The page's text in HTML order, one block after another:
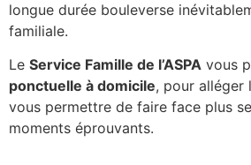
longue durée bouleverse
familiale.
Le Service Famille de l’ASPA vous
ponctuelle à domicile, pour alléger
vous permettre de faire face plus
moments éprouvants.